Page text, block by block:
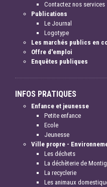
Contactez nos services
Publications
Le Journal
Logotype
Les marchés publics en
Offre d'emploi
Enquêtes publiques
INFOS PRATIQUES
Enfance et jeunesse
Petite enfance
Ecole
Jeunesse
Ville propre -
Les déchets
La déchèterie de
La recyclerie
Les animaux